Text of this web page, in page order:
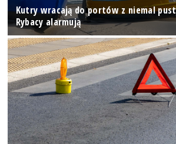
Kutry wracają do portów z niemal
Rybacy alarmują